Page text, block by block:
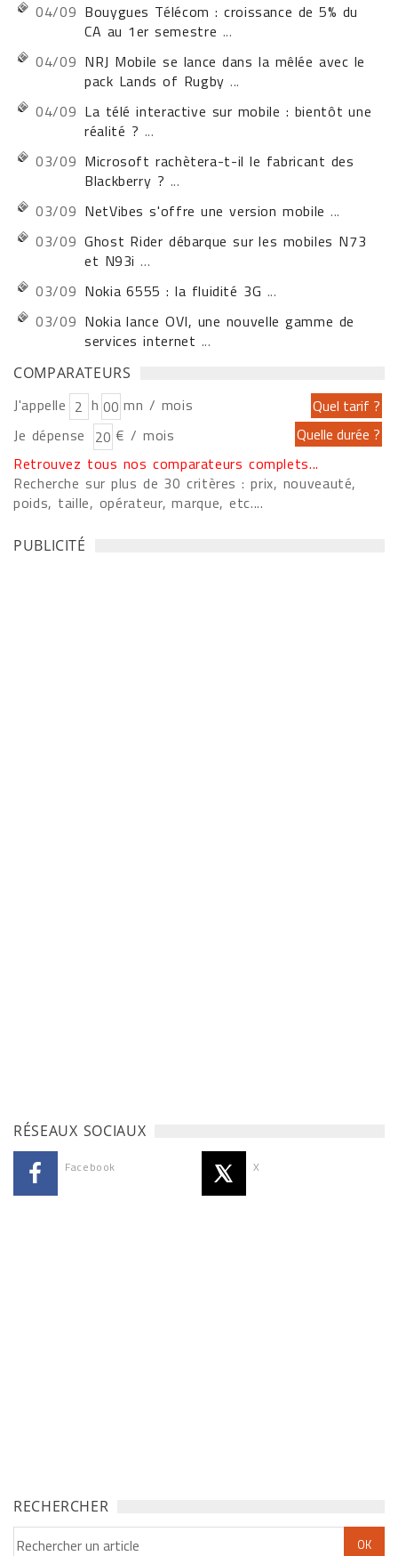
04/09 Bouygues Télécom : croissance de 5% du
CA au 1er semestre ...
04/09 NRJ Mobile se lance dans la mêlée avec le
pack Lands of Rugby ...
04/09 La télé interactive sur mobile : bientôt une
réalité ? ...
03/09 Microsoft rachètera-t-il le fabricant des
Blackberry ? ...
03/09 NetVibes s'offre une version mobile ...
03/09 Ghost Rider débarque sur les mobiles N73
et N93i ...
03/09 Nokia 6555 : la fluidité 3G ...
03/09 Nokia lance OVI, une nouvelle gamme de
services internet ...
COMPARATEURS
J'appelle h
mn / mois
Je dépense
€ / mois
Retrouvez tous nos comparateurs complets...
Recherche sur plus de 30 critères : prix, nouveauté,
poids, taille, opérateur, marque, etc....
PUBLICITÉ
RÉSEAUX SOCIAUX
Facebook X
RECHERCHER